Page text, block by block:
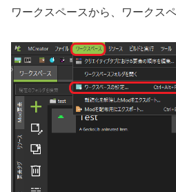
ワークスペースから、ワークス